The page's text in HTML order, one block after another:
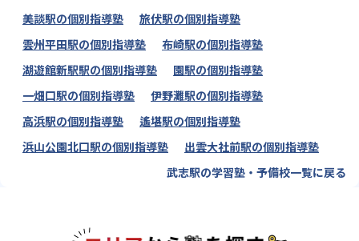
美談駅の個別指導塾
旅伏駅の個別指導塾
雲州平田駅の個別指導塾
布崎駅の個別指導塾
湖遊館新駅駅の個別指導塾
園駅の個別指導塾
一畑口駅の個別指導塾
伊野灘駅の個別指導塾
高浜駅の個別指導塾
遙堪駅の個別指導塾
浜山公園北口駅の個別指導塾
出雲大社前駅の個別指導塾
武志駅の学習塾・予備校一覧に戻る